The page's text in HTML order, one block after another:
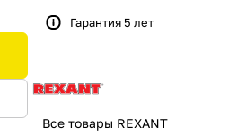
Гарантия 5 лет
Все товары REXANT